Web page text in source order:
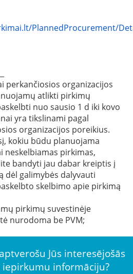
PlannedProcurement/
perkančiosios organizacijos
atlikti pirkimų
nuo sausio 1 d iki kovo
yra tikslinami pagal
organizacijos poreikius.
kokiu būdu planuojama
neskelbiamas pirkimas,
bandyti jau dabar kreiptis į
dėl galimybės dalyvauti
skelbimo apie pirkimą
pirkimų suvestinėje
nurodoma be PVM;
Jūs interesējošās
iepirkumu informāciju?